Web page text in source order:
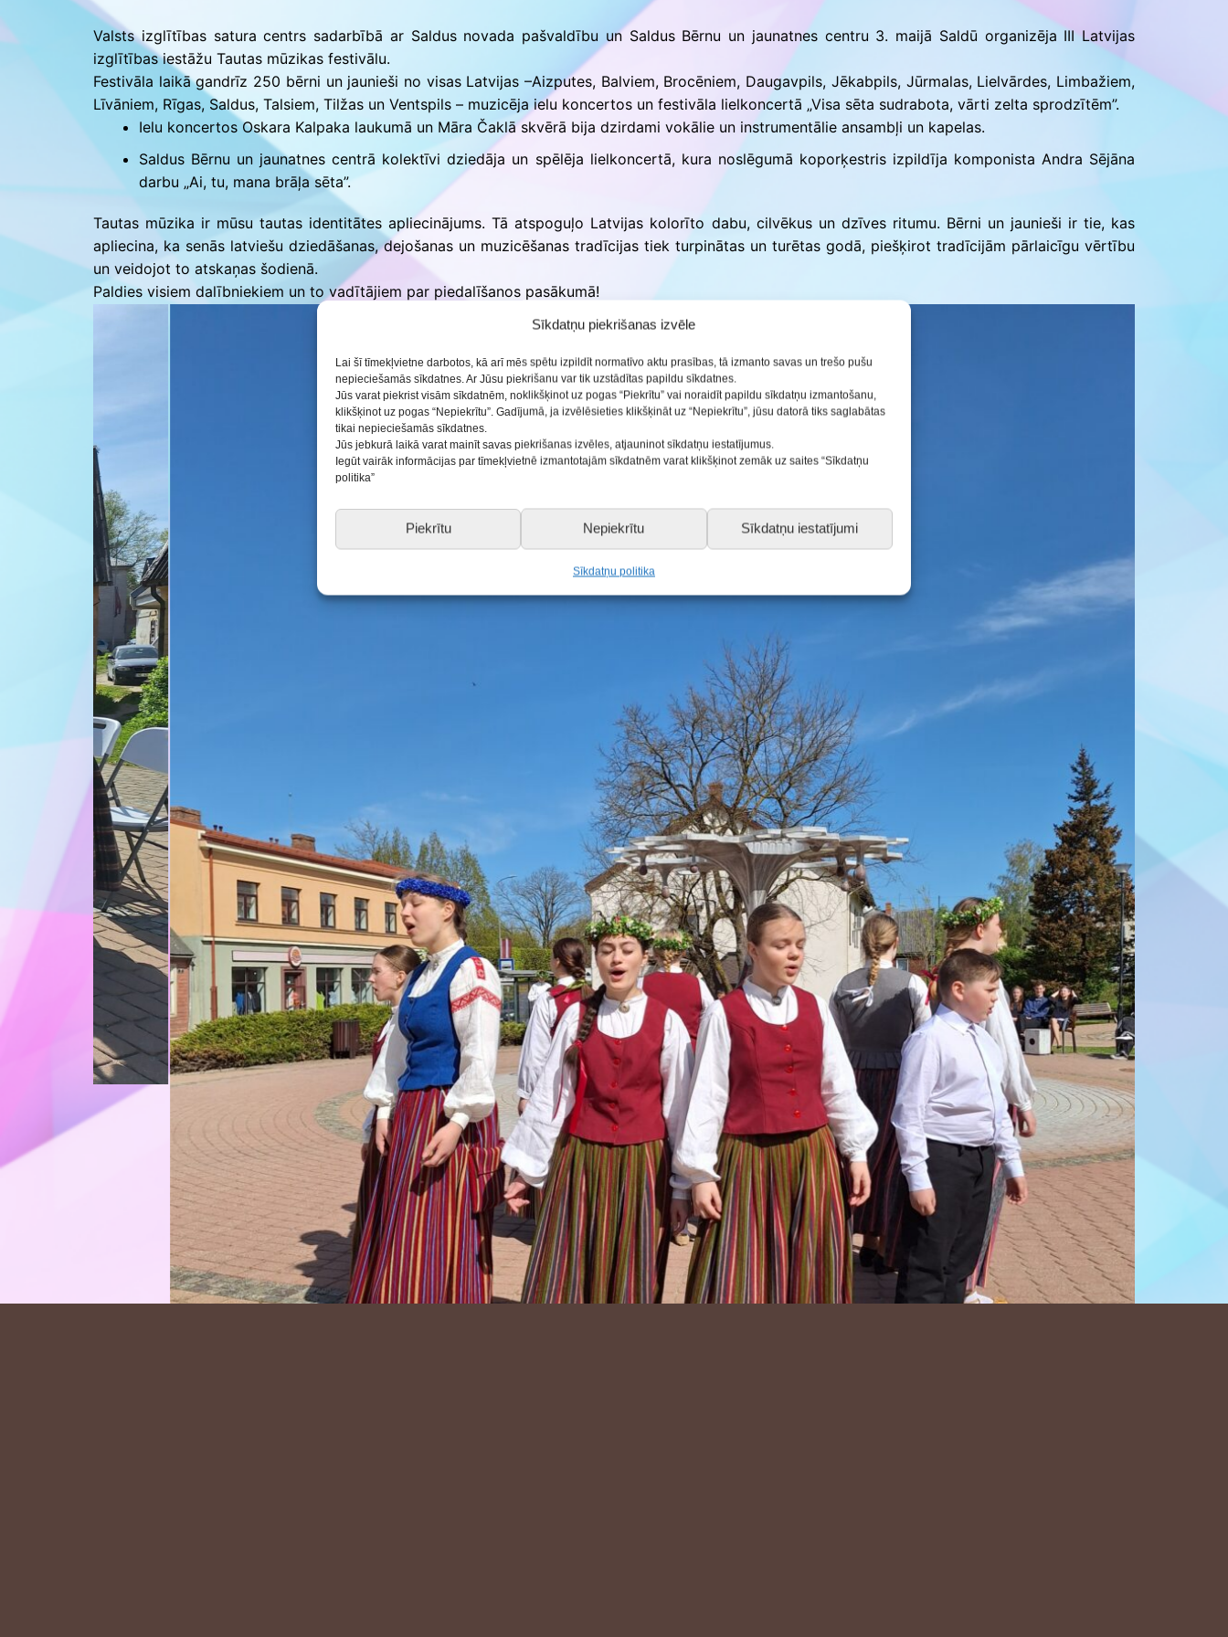
Sīkdatņu piekrišanas izvēle
Lai šī tīmekļvietne darbotos, kā arī mēs spētu izpildīt normatīvo aktu prasības, tā izmanto savas un trešo pušu
nepieciešamās sīkdatnes. Ar Jūsu piekrišanu var tik uzstādītas papildu sīkdatnes.
Jūs varat piekrist visām sīkdatnēm, noklikšķinot uz pogas “Piekrītu” vai noraidīt papildu sīkdatņu izmantošanu,
klikšķinot uz pogas “Nepiekrītu”. Gadījumā, ja izvēlēsieties klikšķināt uz “Nepiekrītu”, jūsu datorā tiks saglabātas
tikai nepieciešamās sīkdatnes.
Jūs jebkurā laikā varat mainīt savas piekrišanas izvēles, atjauninot sīkdatņu iestatījumus.
Iegūt vairāk informācijas par tīmekļvietnē izmantotajām sīkdatnēm varat klikšķinot zemāk uz saites “Sīkdatņu
politika”
Piekrītu Nepiekrītu Sīkdatņu iestatījumi
Sīkdatņu politika
realizācija pirmsskolās
Valsts izglītības satura centrs sadarbībā ar Saldus novada pašvaldību un Saldus Bērnu un jaunatnes centru 3. maijā Saldū organizēja III Latvijas
izglītības iestāžu Tautas mūzikas festivālu.
Festivāla laikā gandrīz 250 bērni un jaunieši no visas Latvijas –Aizputes, Balviem, Brocēniem, Daugavpils, Jēkabpils, Jūrmalas, Lielvārdes, Limbažiem,
Līvāniem, Rīgas, Saldus, Talsiem, Tilžas un Ventspils – muzicēja ielu koncertos un festivāla lielkoncertā „Visa sēta sudrabota, vārti zelta sprodzītēm”.
Ielu koncertos Oskara Kalpaka laukumā un Māra Čaklā skvērā bija dzirdami vokālie un instrumentālie ansambļi un kapelas.
Saldus Bērnu un jaunatnes centrā kolektīvi dziedāja un spēlēja lielkoncertā, kura noslēgumā koporķestris izpildīja komponista Andra Sējāna
darbu „Ai, tu, mana brāļa sēta”.
Tautas mūzika ir mūsu tautas identitātes apliecinājums. Tā atspoguļo Latvijas kolorīto dabu, cilvēkus un dzīves ritumu. Bērni un jaunieši ir tie, kas
apliecina, ka senās latviešu dziedāšanas, dejošanas un muzicēšanas tradīcijas tiek turpinātas un turētas godā, piešķirot tradīcijām pārlaicīgu vērtību
un veidojot to atskaņas šodienā.
Paldies visiem dalībniekiem un to vadītājiem par piedalīšanos pasākumā!